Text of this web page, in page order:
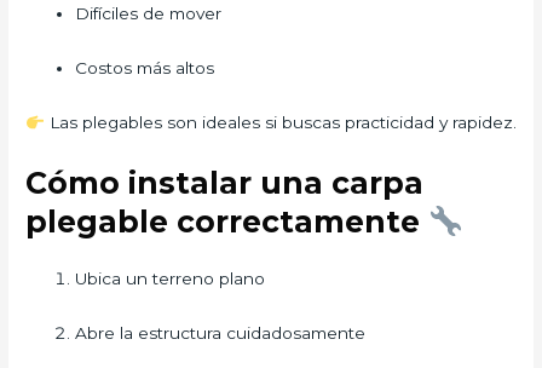
Difíciles de mover
Costos más altos
Las plegables son ideales si buscas practicidad y rapidez.
Cómo instalar una carpa
plegable correctamente
Ubica un terreno plano
Abre la estructura cuidadosamente